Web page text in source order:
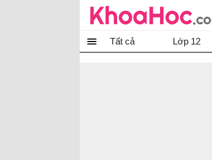
Tất cả Lớp 12